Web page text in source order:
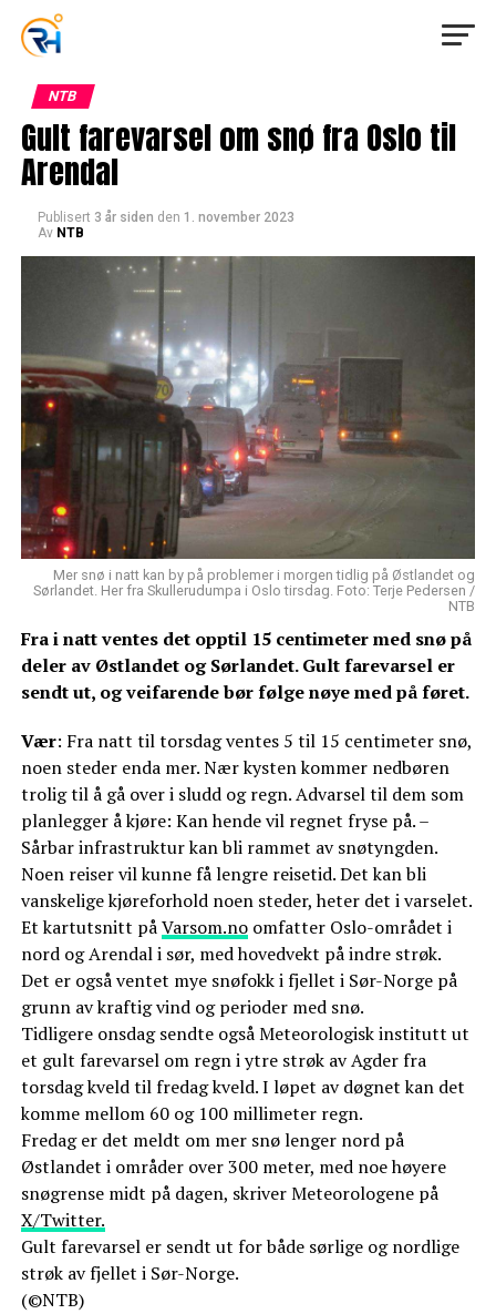
NTB
Gult farevarsel om snø fra Oslo til
Arendal
Publisert 3 år siden den 1. november 2023
Av NTB
Mer snø i natt kan by på problemer i morgen tidlig på Østlandet og
Sørlandet. Her fra Skullerudumpa i Oslo tirsdag. Foto: Terje Pedersen /
NTB
Fra i natt ventes det opptil 15 centimeter med snø på
deler av Østlandet og Sørlandet. Gult farevarsel er
sendt ut, og veifarende bør følge nøye med på føret.
Vær: Fra natt til torsdag ventes 5 til 15 centimeter snø,
noen steder enda mer. Nær kysten kommer nedbøren
trolig til å gå over i sludd og regn. Advarsel til dem som
planlegger å kjøre: Kan hende vil regnet fryse på. –
Sårbar infrastruktur kan bli rammet av snøtyngden.
Noen reiser vil kunne få lengre reisetid. Det kan bli
vanskelige kjøreforhold noen steder, heter det i varselet.
Et kartutsnitt påVarsom.noomfatter Oslo-området i
nord og Arendal i sør, med hovedvekt på indre strøk.
Det er også ventet mye snøfokk i fjellet i Sør-Norge på
grunn av kraftig vind og perioder med snø.
Tidligere onsdag sendte også Meteorologisk institutt ut
et gult farevarsel om regn i ytre strøk av Agder fra
torsdag kveld til fredag kveld. I løpet av døgnet kan det
komme mellom 60 og 100 millimeter regn.
Fredag er det meldt om mer snø lenger nord på
Østlandet i områder over 300 meter, med noe høyere
snøgrense midt på dagen, skriver Meteorologene på
X/Twitter.
Gult farevarsel er sendt ut for både sørlige og nordlige
strøk av fjellet i Sør-Norge.
(©NTB)